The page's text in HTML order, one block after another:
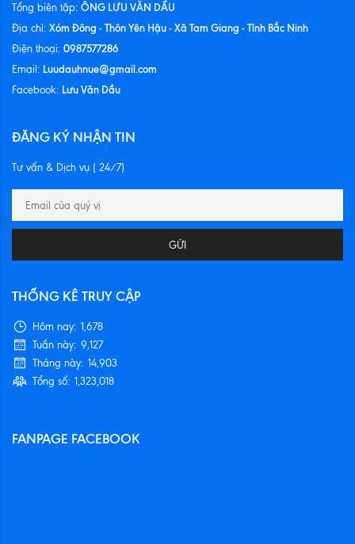
Tổng biên tập: ÔNG LƯU VĂN DẦU
Địa chỉ: Xóm Đông - Thôn Yên Hậu - Xã Tam Giang - Tỉnh Bắc Ninh
Điện thoại: 0987577286
Email: Luudauhnue@gmail.com
Facebook: Lưu Văn Dầu
ĐĂNG KÝ NHẬN TIN
Tư vấn & Dịch vụ ( 24/7)
GỬI
THỐNG KÊ TRUY CẬP
Hôm nay: 1,678
Tuần này: 9,127
Tháng này: 14,903
Tổng số: 1,323,018
FANPAGE FACEBOOK